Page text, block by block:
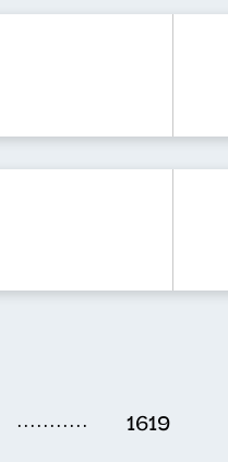
........... 1619